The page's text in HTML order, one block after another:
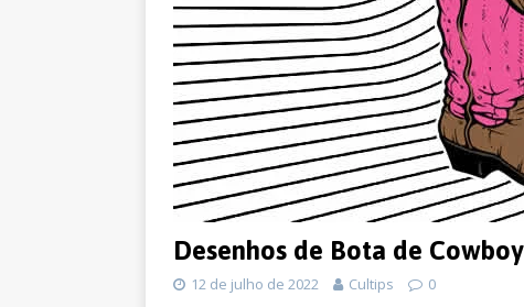
Desenhos de Bota de
12 de julho de 2022 Cultips 0